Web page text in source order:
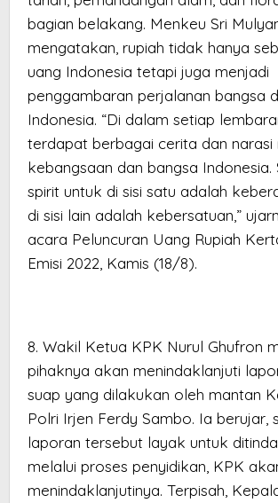
bagian belakang. Menkeu Sri
mengatakan, rupiah tidak hanya
uang Indonesia tetapi juga menjadi
penggambaran perjalanan bangsa
Indonesia. “Di dalam setiap
terdapat berbagai cerita dan narasi
kebangsaan dan bangsa
spirit untuk di sisi satu adalah
di sisi lain adalah kebersatuan,”
acara Peluncuran Uang Rupiah
Emisi 2022, Kamis (18/8).
8. Wakil Ketua KPK Nurul Ghufron
pihaknya akan menindaklanjuti
suap yang dilakukan oleh mantan
Polri Irjen Ferdy Sambo. Ia berujar,
laporan tersebut layak untuk
melalui proses penyidikan, KPK
menindaklanjutinya. Terpisah,